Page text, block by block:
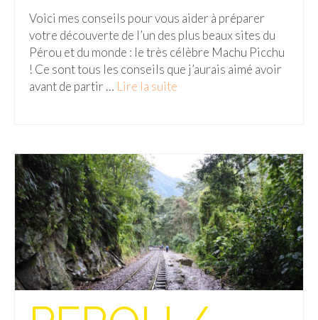
Voici mes conseils pour vous aider à préparer
votre découverte de l’un des plus beaux sites du
Pérou et du monde : le très célèbre Machu Picchu
! Ce sont tous les conseils que j’aurais aimé avoir
avant de partir … Lire la suite­­